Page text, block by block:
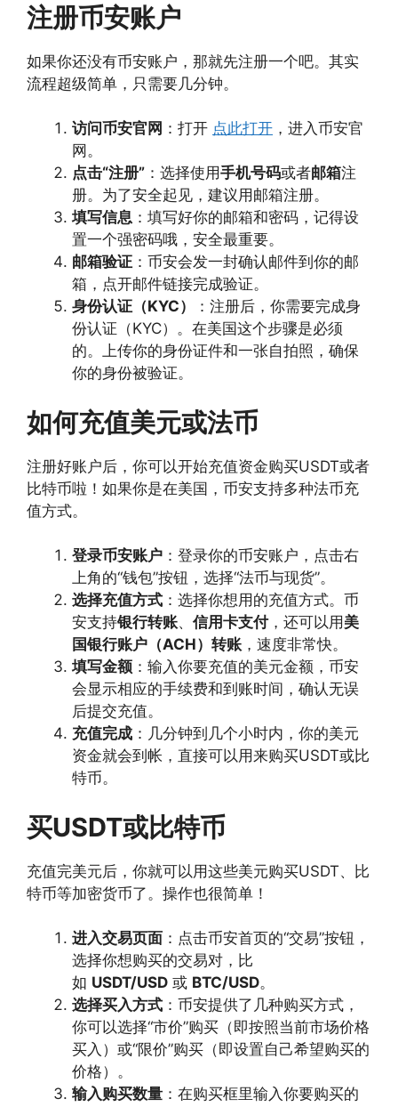
注册币安账户
如果你还没有币安账户，那就先注册一个吧。其实
流程超级简单，只需要几分钟。
访问币安官网 ：打开 点此打开 ，进入币安官
网。
点击“注册” ：选择使用手机号码或者邮箱注
册。为了安全起见，建议用邮箱注册。
填写信息 ：填写好你的邮箱和密码，记得设
置一个强密码哦，安全最重要。
邮箱验证 ：币安会发一封确认邮件到你的邮
箱，点开邮件链接完成验证。
身份认证（KYC）
：注册后，你需要完成身
份认证（KYC）。在美国这个步骤是必须
的。上传你的身份证件和一张自拍照，确保
你的身份被验证。
如何充值美元或法币
注册好账户后，你可以开始充值资金购买USDT或者
比特币啦！如果你是在美国，币安支持多种法币充
值方式。
登录币安账户 ：登录你的币安账户，点击右
上角的“钱包”按钮，选择“法币与现货”。
选择充值方式 ：选择你想用的充值方式。币
安支持银行转账、 信用卡支付，还可以用 美
国银行账户（ACH）转账 ，速度非常快。
填写金额 ：输入你要充值的美元金额，币安
会显示相应的手续费和到账时间，确认无误
后提交充值。
充值完成 ：几分钟到几个小时内，你的美元
资金就会到帐，直接可以用来购买USDT或比
特币。
买USDT或比特币
充值完美元后，你就可以用这些美元购买USDT、比
特币等加密货币了。操作也很简单！
进入交易页面 ：点击币安首页的“交易”按钮，
选择你想购买的交易对，比
如 USDT/USD 或 BTC/USD。
选择买入方式 ：币安提供了几种购买方式，
你可以选择“市价”购买（即按照当前市场价格
买入）或“限价”购买（即设置自己希望购买的
价格）。
输入购买数量 ：在购买框里输入你要购买的